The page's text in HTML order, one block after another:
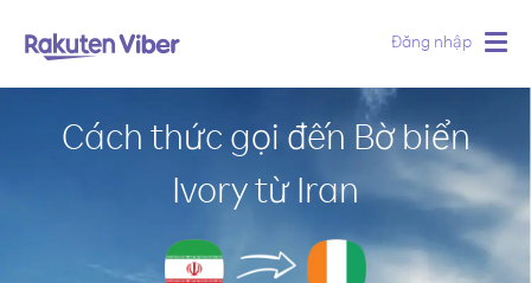
Đăng nhập
Cách thức gọi đến Bờ biển
Ivory từ Iran